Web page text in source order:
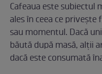
Cafeaua este subiectul
ales în ceea ce
sau momentul. Dacă
băută după masă, alții
dacă este consumată